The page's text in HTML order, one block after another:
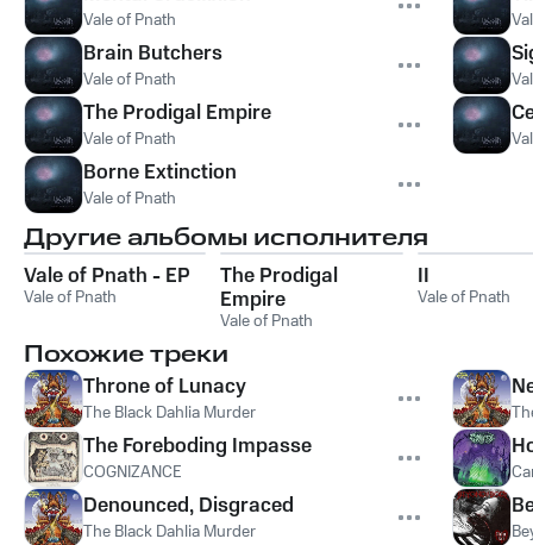
Vale of Pnath
Brain Butchers
Vale of Pnath
The Prodigal Empire
Vale of Pnath
Borne Extinction
Vale of Pnath
Другие альбомы исполнителя
Vale of Pnath - EP
Vale of Pnath
The Prodigal
Empire
Vale of Pnath
II
Vale of Pnath
Похожие треки
Throne of Lunacy
The Black Dahlia Murder
The Foreboding Impasse
COGNIZANCE
Denounced, Disgraced
The Black Dahlia Murder